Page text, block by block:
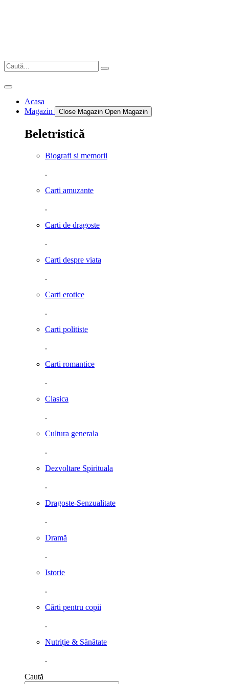
Acasa
Magazin
Close Magazin Open Magazin
Beletristică
Biografi si memorii
.
Carti amuzante
.
Carti de dragoste
.
Carti despre viata
.
Carti erotice
.
Carti politiste
.
Carti romantice
.
Clasica
.
Cultura generala
.
Dezvoltare Spirituala
.
Dragoste-Senzualitate
.
Dramă
.
Istorie
.
Cârti pentru copii
.
Nutriție & Sănătate
.
Caută